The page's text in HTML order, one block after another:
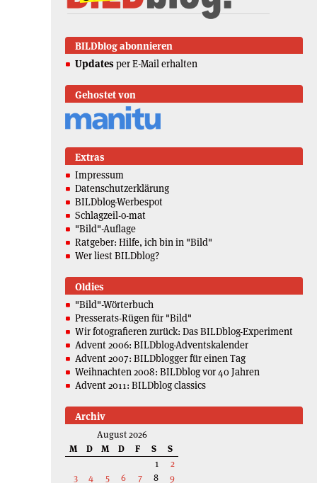
BILDblog abonnieren
Updates per E-Mail erhalten
Gehostet von
Extras
Impressum
Datenschutzerklärung
BILDblog-Werbespot
Schlagzeil-o-mat
"Bild"-Auflage
Ratgeber: Hilfe, ich bin in "Bild"
Wer liest BILDblog?
Oldies
"Bild"-Wörterbuch
Presserats-Rügen für "Bild"
Wir fotografieren zurück: Das BILDblog-Experiment
Advent 2006: BILDblog-Adventskalender
Advent 2007: BILDblogger für einen Tag
Weihnachten 2008: BILDblog vor 40 Jahren
Advent 2011: BILDblog classics
Archiv
August 2026
M
D M D F S
S
1
2
3
4 5 6 7 8 9